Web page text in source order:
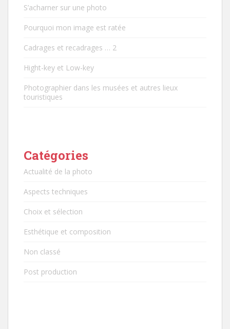
S’acharner sur une photo
Pourquoi mon image est ratée
Cadrages et recadrages … 2
Hight-key et Low-key
Photographier dans les musées et autres lieux
touristiques
Catégories
Actualité de la photo
Aspects techniques
Choix et sélection
Esthétique et composition
Non classé
Post production